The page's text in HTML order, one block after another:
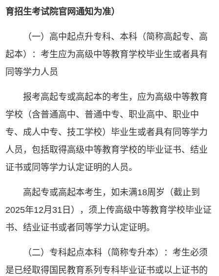
育招生考试院官网通知为准）
（一）高中起点升专科、本科（简称高起专、高
起本）：考生应为高级中等教育学校毕业生或者具有
同等学力人员
报考高起专或高起本的考生，应为高级中等教育
学校（含普通高中、普通中专、职业高中、职业中
专、成人中专、技工学校）毕业生或者具有同等学力
人员，包括取得高级中等教育学校的毕业证书、结业
证书或同等学力认定证明的人员。
高起专或高起本考生，如未满18周岁（截止到
2025年12月31日），须上传高级中等教育学校毕业证
书、结业证书或者同等学力认定证明。
（二）专科起点本科（简称专升本）：考生必须
是已经取得国民教育系列专科毕业证书或以上证书的